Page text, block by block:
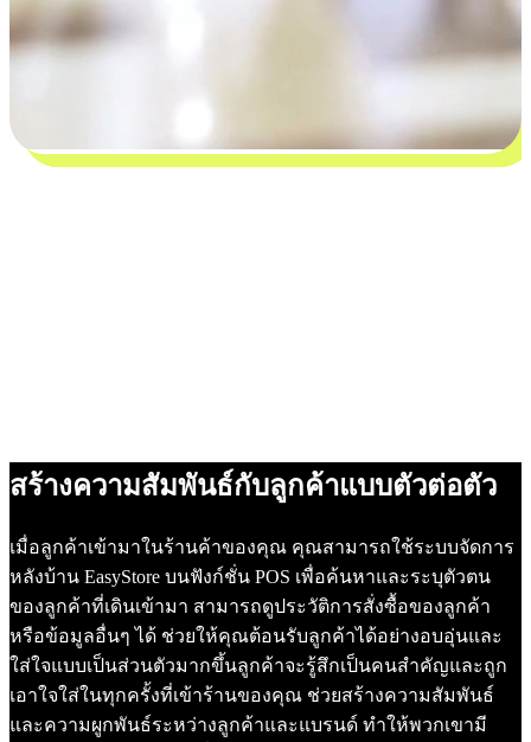
สร้างความสัมพันธ์กับลูกค้าแบบตัวต่อตัว
เมื่อลูกค้าเข้ามาในร้านค้าของคุณ คุณสามารถใช้ระบบจัดการ
หลังบ้าน EasyStore บนฟังก์ชั่น POS เพื่อค้นหาและระบุตัวตน
ของลูกค้าที่เดินเข้ามา สามารถดูประวัติการสั่งซื้อของลูกค้า
หรือข้อมูลอื่นๆ ได้ ช่วยให้คุณต้อนรับลูกค้าได้อย่างอบอุ่นและ
ใส่ใจแบบเป็นส่วนตัวมากขึ้นลูกค้าจะรู้สึกเป็นคนสำคัญและถูก
เอาใจใส่ในทุกครั้งที่เข้าร้านของคุณ ช่วยสร้างความสัมพันธ์
และความผูกพันธ์ระหว่างลูกค้าและแบรนด์ ทำให้พวกเขามี